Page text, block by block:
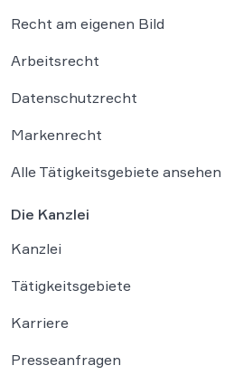
Recht am eigenen Bild
Arbeitsrecht
Datenschutzrecht
Markenrecht
Alle Tätigkeitsgebiete ansehen
Die Kanzlei
Kanzlei
Tätigkeitsgebiete
Karriere
Presseanfragen